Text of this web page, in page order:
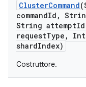
ClusterCommand
commandId ,
String attemptId
requestType ,
shardIndex)
Costruttore.